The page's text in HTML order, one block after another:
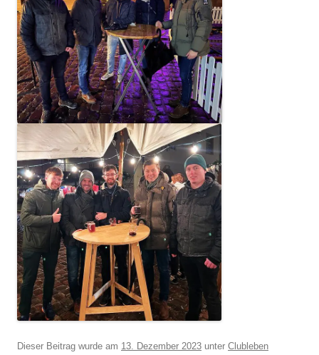
Dieser Beitrag wurde am 13. Dezember 2023 unter Clubleben